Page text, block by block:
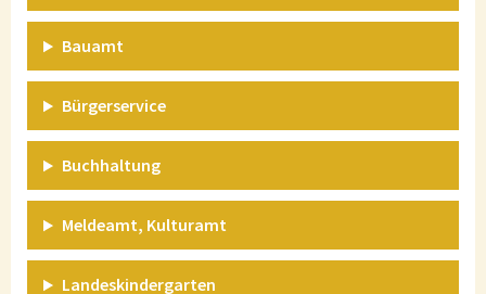
Bauamt
Bürgerservice
Buchhaltung
Meldeamt, Kulturamt
Landeskindergarten